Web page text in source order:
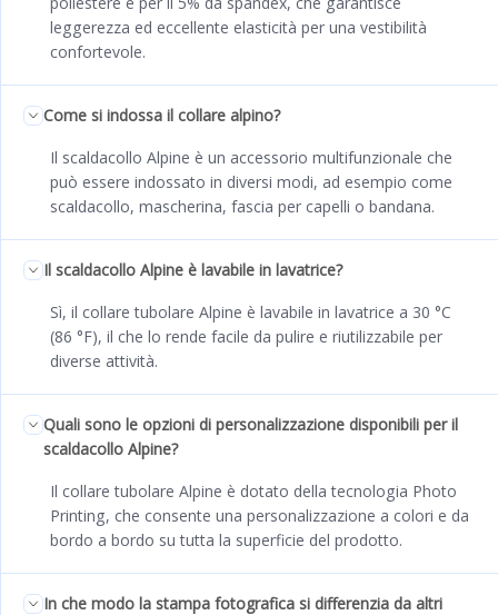
leggerezza ed eccellente elasticità per una vestibilità
confortevole.
Come si indossa il collare alpino?
Il scaldacollo Alpine è un accessorio multifunzionale che
può essere indossato in diversi modi, ad esempio come
scaldacollo, mascherina, fascia per capelli o bandana.
Il scaldacollo Alpine è lavabile in lavatrice?
Sì, il collare tubolare Alpine è lavabile in lavatrice a 30 °C
(86 °F), il che lo rende facile da pulire e riutilizzabile per
diverse attività.
Quali sono le opzioni di personalizzazione disponibili per il
scaldacollo Alpine?
Il collare tubolare Alpine è dotato della tecnologia Photo
Printing, che consente una personalizzazione a colori e da
bordo a bordo su tutta la superficie del prodotto.
In che modo la stampa fotografica si differenzia da altri